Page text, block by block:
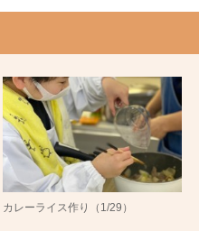
カレーライス作り（1/29）